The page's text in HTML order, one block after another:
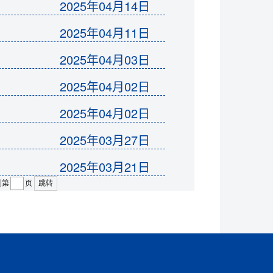
2025年04月14日
2025年04月11日
2025年04月03日
2025年04月02日
2025年04月02日
2025年03月27日
2025年03月21日
第 页 跳转